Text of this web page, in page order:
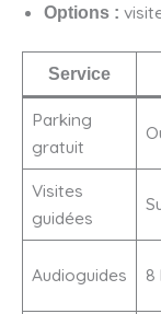
Options :
Service
Parking
gratuit
Visites
guidées
Audioguides 8